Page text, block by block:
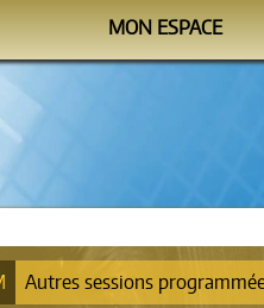
MON ESPACE
M'identifier
Autres sessions